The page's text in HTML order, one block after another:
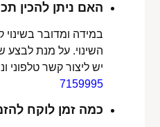
האם ניתן להכין
במידה ומדובר בשינוי
השינוי. על מנת לבצע
יש ליצור קשר טלפוני
7159995
כמה זמן לוקח